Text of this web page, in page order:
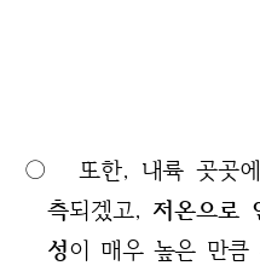
○ 또한, 내륙 곳곳
측되겠고, 저온으로
성이 매우 높은 만큼